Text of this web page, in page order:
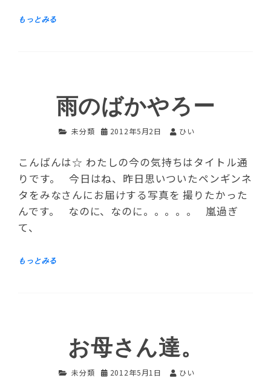
雨のばかやろー
未分類 2012年5月2日 ひい
こんばんは☆ わたしの今の気持ちはタイトル通
りです。 今日はね、昨日思いついたペンギンネ
タをみなさんにお届けする写真を 撮りたかった
んです。 なのに、なのに。。。。。 嵐過ぎ
て、
お母さん達。
未分類 2012年5月1日 ひい